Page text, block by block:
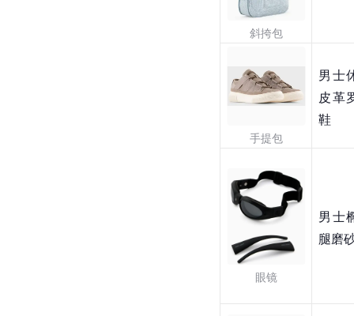
斜挎包
手提包
男士
皮革
鞋
眼镜
男士
腿磨